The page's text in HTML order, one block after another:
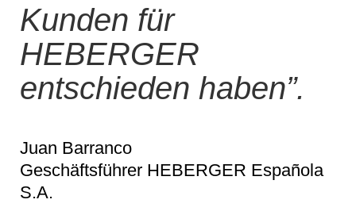
Kunden für
HEBERGER
entschieden haben”.
Juan Barranco
Geschäftsführer HEBERGER Española
S.A.